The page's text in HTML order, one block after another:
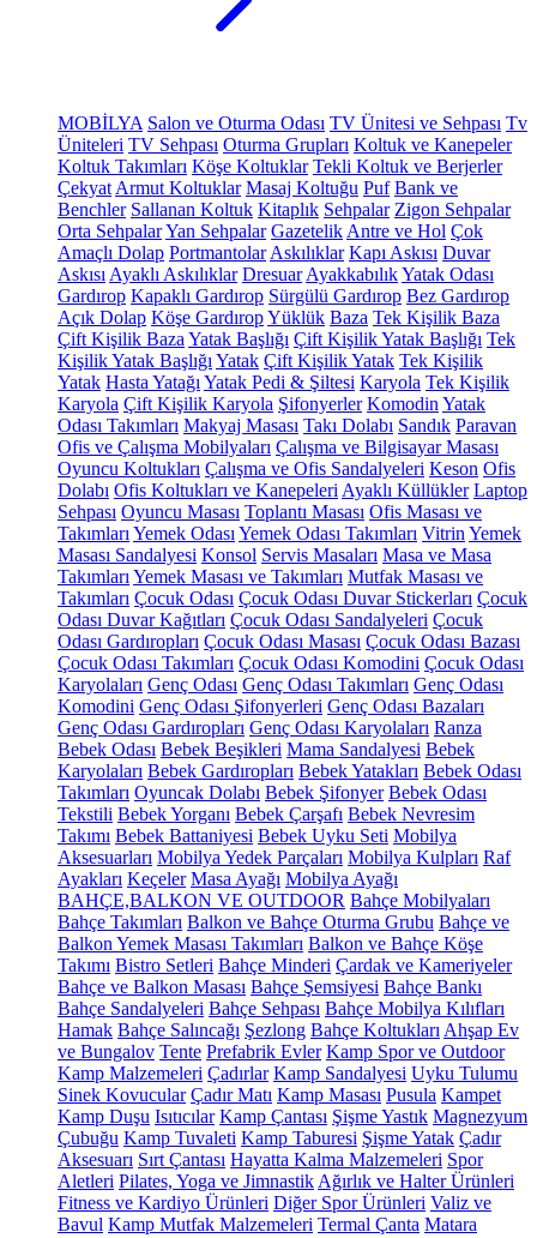
MOBİLYA Salon ve Oturma Odası TV Ünitesi ve Sehpası Tv
Üniteleri TV Sehpası Oturma Grupları Koltuk ve Kanepeler
Koltuk Takımları Köşe Koltuklar Tekli Koltuk ve Berjerler
Çekyat Armut Koltuklar Masaj Koltuğu Puf Bank ve
Benchler Sallanan Koltuk Kitaplık Sehpalar Zigon Sehpalar
Orta SehpalarYan Sehpalar Gazetelik Antre ve Hol Çok
Amaçlı Dolap Portmantolar Askılıklar Kapı Askısı Duvar
Askısı Ayaklı Askılıklar Dresuar AyakkabılıkYatak Odası
Gardırop Kapaklı Gardırop Sürgülü Gardırop Bez Gardırop
Açık Dolap Köşe GardıropYüklük Baza Tek Kişilik Baza
Çift Kişilik Baza Yatak Başlığı Çift Kişilik Yatak Başlığı Tek
Kişilik Yatak Başlığı Yatak Çift Kişilik Yatak Tek Kişilik
Yatak Hasta Yatağı Yatak Pedi & Şiltesi Karyola Tek Kişilik
Karyola Çift Kişilik Karyola Şifonyerler Komodin Yatak
Odası Takımları Makyaj Masası Takı Dolabı Sandık Paravan
Ofis ve Çalışma Mobilyaları Çalışma ve Bilgisayar Masası
Oyuncu Koltukları Çalışma ve Ofis Sandalyeleri Keson Ofis
Dolabı Ofis Koltukları ve Kanepeleri Ayaklı Küllükler Laptop
Sehpası Oyuncu Masası Toplantı Masası Ofis Masası ve
Takımları Yemek Odası Yemek Odası Takımları Vitrin Yemek
Masası Sandalyesi Konsol Servis Masaları Masa ve Masa
Takımları Yemek Masası ve Takımları Mutfak Masası ve
Takımları Çocuk Odası Çocuk Odası Duvar Stickerları Çocuk
Odası Duvar Kağıtları Çocuk Odası Sandalyeleri Çocuk
Odası Gardıropları Çocuk Odası Masası Çocuk Odası Bazası
Çocuk Odası Takımları Çocuk Odası Komodini Çocuk Odası
Karyolaları Genç Odası Genç Odası Takımları Genç Odası
Komodini Genç Odası Şifonyerleri Genç Odası Bazaları
Genç Odası Gardıropları Genç Odası Karyolaları Ranza
Bebek Odası Bebek Beşikleri Mama Sandalyesi Bebek
Karyolaları Bebek Gardıropları Bebek Yatakları Bebek Odası
Takımları Oyuncak Dolabı Bebek Şifonyer Bebek Odası
Tekstili Bebek Yorganı Bebek Çarşafı Bebek Nevresim
Takımı Bebek Battaniyesi Bebek Uyku Seti Mobilya
Aksesuarları Mobilya Yedek Parçaları Mobilya Kulpları Raf
Ayakları Keçeler Masa Ayağı Mobilya Ayağı
BAHÇE,BALKON VE OUTDOOR Bahçe Mobilyaları
Bahçe Takımları Balkon ve Bahçe Oturma Grubu Bahçe ve
Balkon Yemek Masası Takımları Balkon ve Bahçe Köşe
Takımı Bistro Setleri Bahçe Minderi Çardak ve Kameriyeler
Bahçe ve Balkon Masası Bahçe Şemsiyesi Bahçe Bankı
Bahçe Sandalyeleri Bahçe Sehpası Bahçe Mobilya Kılıfları
Hamak Bahçe Salıncağı Şezlong Bahçe Koltukları Ahşap Ev
ve Bungalov Tente Prefabrik Evler Kamp Spor ve Outdoor
Kamp Malzemeleri Çadırlar Kamp Sandalyesi Uyku Tulumu
Sinek Kovucular Çadır Matı Kamp Masası Pusula Kampet
Kamp Duşu Isıtıcılar Kamp Çantası Şişme Yastık Magnezyum
Çubuğu Kamp Tuvaleti Kamp Taburesi Şişme Yatak Çadır
Aksesuarı Sırt Çantası Hayatta Kalma Malzemeleri Spor
Aletleri Pilates, Yoga ve Jimnastik Ağırlık ve Halter Ürünleri
Fitness ve Kardiyo Ürünleri Diğer Spor Ürünleri Valiz ve
Bavul Kamp Mutfak Malzemeleri Termal Çanta Matara